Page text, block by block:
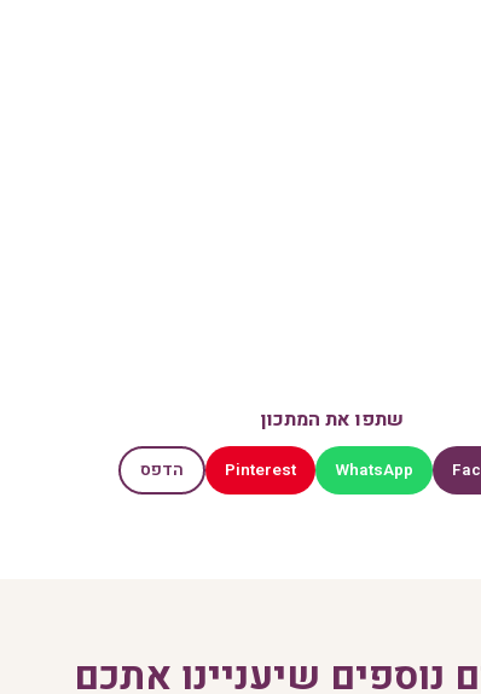
שתפו את המתכון
WhatsApp
Pinterest הדפס
נוספים שיעניינו אתכם